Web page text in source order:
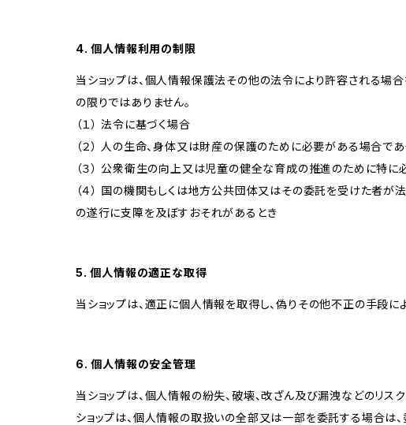
4. 個人情報利用の制限
当ショップは、個人情報保護法その他の法令により許容される場
の限りではありません。
（１） 法令に基づく場合
（２） 人の生命、身体又は財産の保護のために必要がある場合で
（３） 公衆衛生の向上又は児童の健全な育成の推進のために特
（４） 国の機関もしくは地方公共団体又はその委託を受けた者
の遂行に支障を及ぼすおそれがあるとき
5. 個人情報の適正な取得
当ショップは、適正に個人情報を取得し、偽りその他不正の手段に
6. 個人情報の安全管理
当ショップは、個人情報の紛失、破壊、改ざん及び漏洩などのリス
ショップは、個人情報の取扱いの全部又は一部を委託する場合は